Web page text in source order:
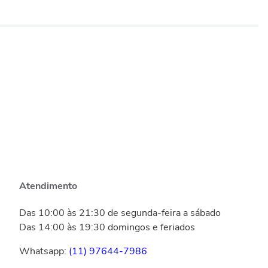
Atendimento
Das 10:00 às 21:30 de segunda-feira a sábado
Das 14:00 às 19:30 domingos e feriados
Whatsapp: (11) 97644-7986